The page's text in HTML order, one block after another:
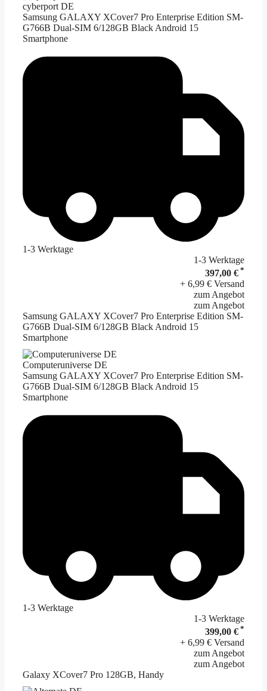
cyberport DE
Samsung GALAXY XCover7 Pro Enterprise Edition SM-
G766B Dual-SIM 6/128GB Black Android 15
Smartphone
1-3 Werktage
1-3 Werktage
397,00 € *
+ 6,99 € Versand
zum Angebot
zum Angebot
Samsung GALAXY XCover7 Pro Enterprise Edition SM-
G766B Dual-SIM 6/128GB Black Android 15
Smartphone
Computeruniverse DE
Samsung GALAXY XCover7 Pro Enterprise Edition SM-
G766B Dual-SIM 6/128GB Black Android 15
Smartphone
1-3 Werktage
1-3 Werktage
399,00 € *
+ 6,99 € Versand
zum Angebot
zum Angebot
Galaxy XCover7 Pro 128GB, Handy